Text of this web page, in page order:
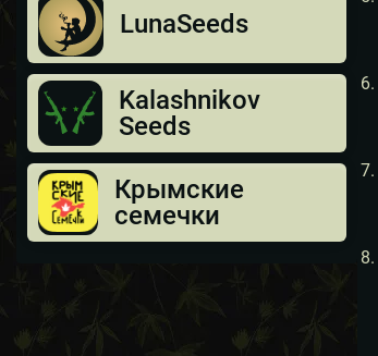
LunaSeeds
Kalashnikov
Seeds
Крымские
семечки